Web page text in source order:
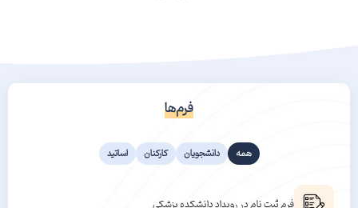
فرم‌ها
همه دانشجویان کارکنان اساتید
فرم ثبت نام در رویداد دانشکده پزشکی